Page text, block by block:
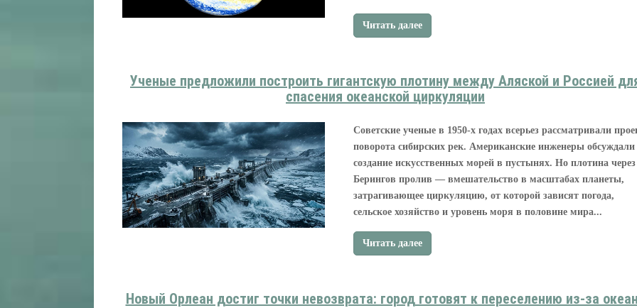
Читать далее
Ученые предложили построить гигантскую плотину между Аляской и Россией
спасения океанской циркуляции
Советские ученые в 1950-х годах всерьез рассматривали
поворота сибирских рек. Американские инженеры обсуждали
создание искусственных морей в пустынях. Но плотина через
Берингов пролив — вмешательство в масштабах планеты,
затрагивающее циркуляцию, от которой зависят погода,
сельское хозяйство и уровень моря в половине мира...
Читать далее
Новый Орлеан достиг точки невозврата: город готовят к переселению из-за